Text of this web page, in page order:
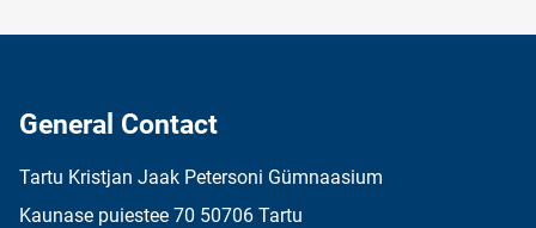
General Contact
Tartu Kristjan Jaak Petersoni Gümnaasium
Kaunase puiestee 70 50706 Tartu